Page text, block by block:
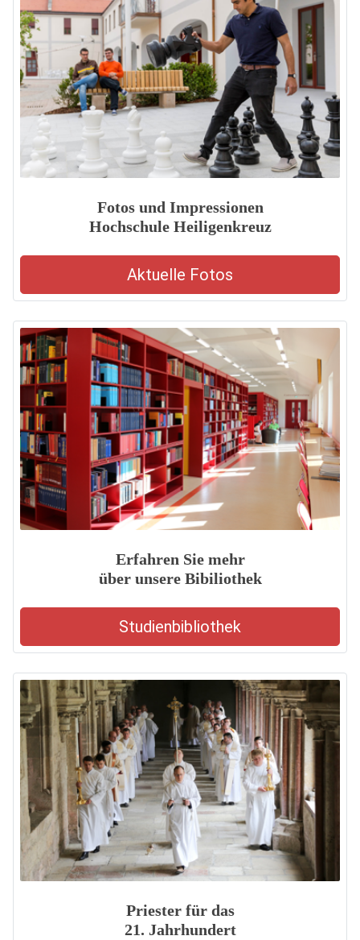
Fotos und Impressionen
Hochschule Heiligenkreuz
Aktuelle Fotos
Erfahren Sie mehr
über unsere Bibiliothek
Studienbibliothek
Priester für das
21. Jahrhundert